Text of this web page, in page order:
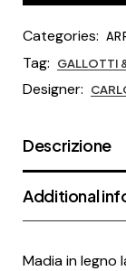
Categories:
Tag: GALLOTTI
Designer:
Descrizione
Additional
Madia in legno